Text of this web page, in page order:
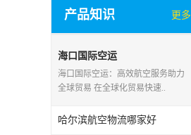
产品知识 更多
海口国际空运
海口国际空运：高效航空服务助力
全球贸易 在全球化贸易快速..
哈尔滨航空物流哪家好